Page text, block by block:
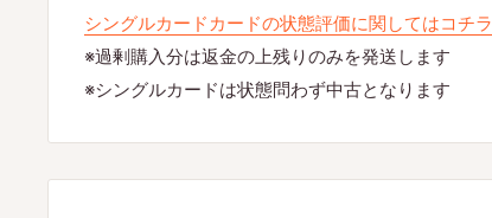
シングルカードカードの状態評価に関してはコチラ
※過剰購入分は返金の上残りのみを発送します
※シングルカードは状態問わず中古となります